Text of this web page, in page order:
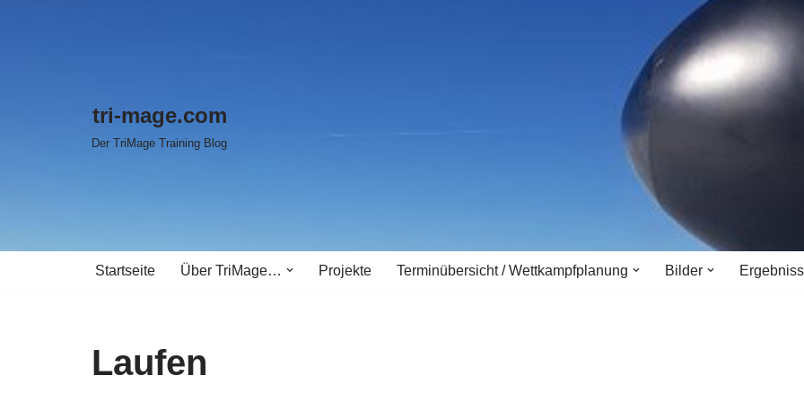
tri-mage.com
Der TriMage Training Blog
Startseite Über TriMage… Projekte Terminübersicht / Wettkampfplanung Bilder
Laufen